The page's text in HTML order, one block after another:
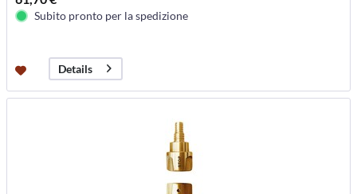
Subito pronto per la spedizione
Details